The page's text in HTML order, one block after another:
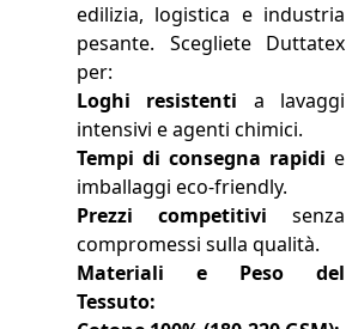
edilizia, logistica e industria
pesante. Scegliete Duttatex
per:
Loghi resistenti a lavaggi
intensivi e agenti chimici.
Tempi di consegna rapidi e
imballaggi eco-friendly.
Prezzi competitivi senza
compromessi sulla qualità.
Materiali e Peso del
Tessuto: